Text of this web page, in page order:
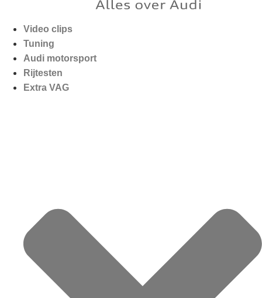
Video clips
Tuning
Audi motorsport
Rijtesten
Extra VAG